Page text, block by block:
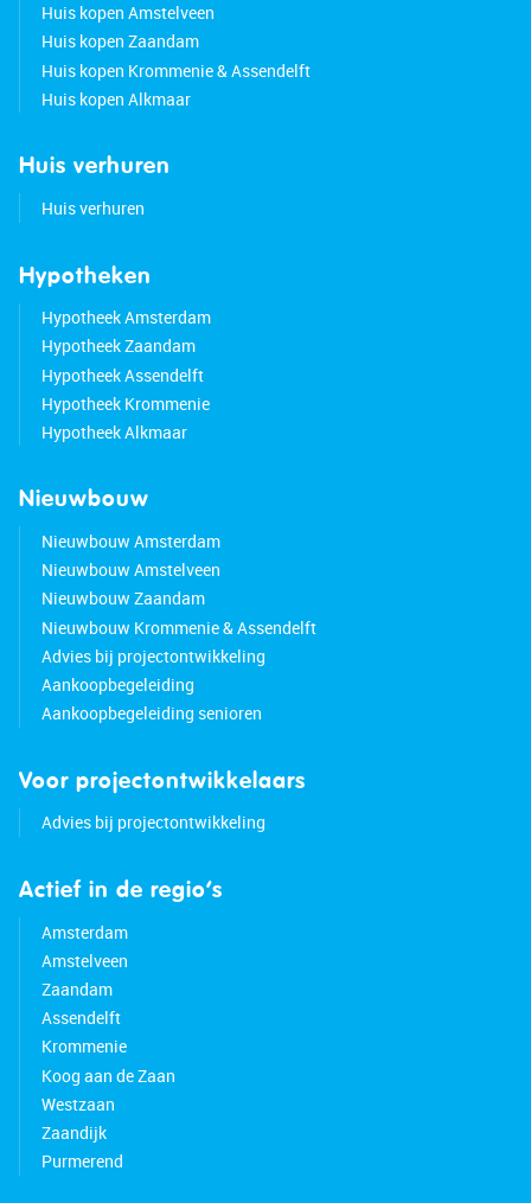
Huis kopen Amstelveen
Huis kopen Zaandam
Huis kopen Krommenie & Assendelft
Huis kopen Alkmaar
Huis verhuren
Huis verhuren
Hypotheken
Hypotheek Amsterdam
Hypotheek Zaandam
Hypotheek Assendelft
Hypotheek Krommenie
Hypotheek Alkmaar
Nieuwbouw
Nieuwbouw Amsterdam
Nieuwbouw Amstelveen
Nieuwbouw Zaandam
Nieuwbouw Krommenie & Assendelft
Advies bij projectontwikkeling
Aankoopbegeleiding
Aankoopbegeleiding senioren
Voor projectontwikkelaars
Advies bij projectontwikkeling
Actief in de regio’s
Amsterdam
Amstelveen
Zaandam
Assendelft
Krommenie
Koog aan de Zaan
Westzaan
Zaandijk
Purmerend